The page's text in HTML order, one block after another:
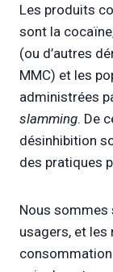
Les produits
sont la
(ou d’autres
MMC) et les
administrées
slamming. De
désinhibition
des pratiques
Nous sommes
usagers, et
consommation